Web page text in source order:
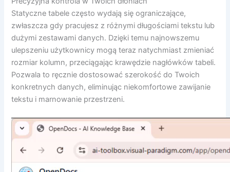
Statyczne tabele często wydają się ograniczające,
zwłaszcza gdy pracujesz z różnymi długościami tekstu lub
dużymi zestawami danych. Dzięki temu najnowszemu
ulepszeniu użytkownicy mogą teraz natychmiast zmieniać
rozmiar kolumn, przeciągając krawędzie nagłówków tabeli.
Pozwala to ręcznie dostosować szerokość do Twoich
konkretnych danych, eliminując niekomfortowe zawijanie
tekstu i marnowanie przestrzeni.